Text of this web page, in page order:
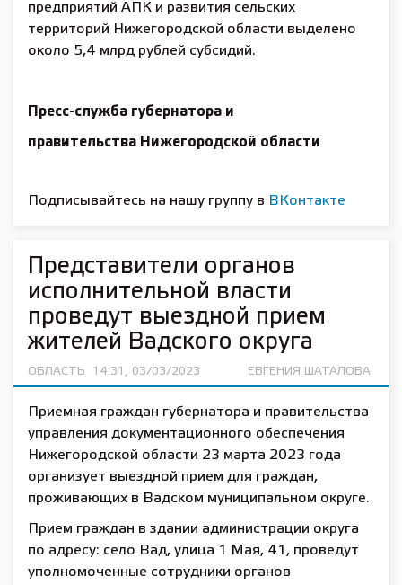
предприятий АПК и развития сельских
территорий Нижегородской области выделено
около 5,4 млрд рублей субсидий.
Пресс-служба губернатора и
правительства Нижегородской области
Подписывайтесь на нашу группу в ВКонтакте
Представители органов
исполнительной власти
проведут выездной прием
жителей Вадского округа
ОБЛАСТЬ 14:31, 03/03/2023 ЕВГЕНИЯ ШАТАЛОВА
Приемная граждан губернатора и правительства
управления документационного обеспечения
Нижегородской области 23 марта 2023 года
организует выездной прием для граждан,
проживающих в Вадском муниципальном округе.
Прием граждан в здании администрации округа
по адресу: село Вад, улица 1 Мая, 41, проведут
уполномоченные сотрудники органов